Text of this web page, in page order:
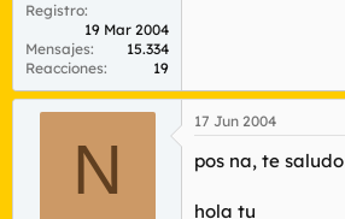
Registro
19 Mar 2004
Mensajes
15.334
Reacciones
19
N
17 Jun 2004
pos na, te saludo
hola tu